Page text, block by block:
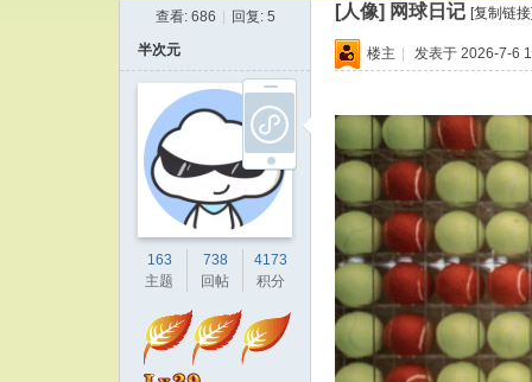
查看: 686 回复: 5 [人像] 网球日记 [复制链
半次元
163
主题
738
回帖
4173
积分
楼主 | 发表于 2026-7-6